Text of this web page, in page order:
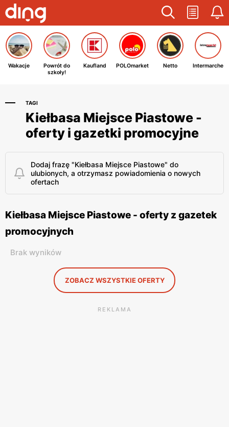
Wakacje
Powrót do
szkoły!
Kaufland POLOmarket Netto Intermarche
TAGI
Kiełbasa Miejsce Piastowe -
oferty i gazetki promocyjne
Dodaj frazę "Kiełbasa Miejsce Piastowe" do
ulubionych, a otrzymasz powiadomienia o nowych
ofertach
Kiełbasa Miejsce Piastowe - oferty z gazetek
promocyjnych
Brak wyników
ZOBACZ WSZYSTKIE OFERTY
REKLAMA